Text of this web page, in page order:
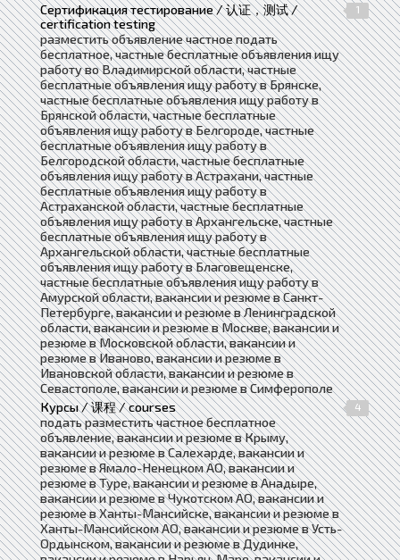
Сертификация тестирование / 认证，测试 /
certification testing
1
разместить объявление частное подать
бесплатное, частные бесплатные объявления ищу
работу во Владимирской области, частные
бесплатные объявления ищу работу в Брянске,
частные бесплатные объявления ищу работу в
Брянской области, частные бесплатные
объявления ищу работу в Белгороде, частные
бесплатные объявления ищу работу в
Белгородской области, частные бесплатные
объявления ищу работу в Астрахани, частные
бесплатные объявления ищу работу в
Астраханской области, частные бесплатные
объявления ищу работу в Архангельске, частные
бесплатные объявления ищу работу в
Архангельской области, частные бесплатные
объявления ищу работу в Благовещенске,
частные бесплатные объявления ищу работу в
Амурской области, вакансии и резюме в Санкт-
Петербурге, вакансии и резюме в Ленинградской
области, вакансии и резюме в Москве, вакансии и
резюме в Московской области, вакансии и
резюме в Иваново, вакансии и резюме в
Ивановской области, вакансии и резюме в
Севастополе, вакансии и резюме в Симферополе
Курсы / 课程 / courses
4
подать разместить частное бесплатное
объявление, вакансии и резюме в Крыму,
вакансии и резюме в Салехарде, вакансии и
резюме в Ямало-Ненецком АО, вакансии и
резюме в Туре, вакансии и резюме в Анадыре,
вакансии и резюме в Чукотском АО, вакансии и
резюме в Ханты-Мансийске, вакансии и резюме в
Ханты-Мансийском АО, вакансии и резюме в Усть-
Ордынском, вакансии и резюме в Дудинке,